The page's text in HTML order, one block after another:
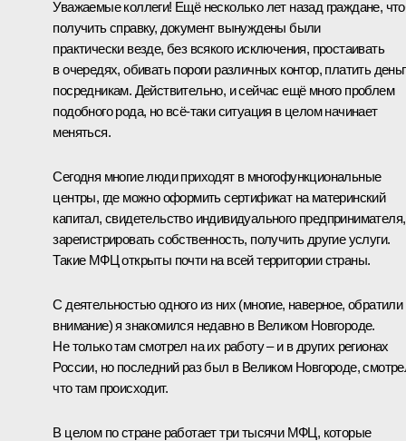
Уважаемые коллеги! Ещё несколько лет назад граждане,
получить справку, документ вынуждены были
практически везде, без всякого исключения, простаивать
в очередях, обивать пороги различных контор, платить
посредникам. Действительно, и сейчас ещё много проблем
подобного рода, но всё-таки ситуация в целом начинает
меняться.
Сегодня многие люди приходят в многофункциональные
центры, где можно оформить сертификат на материнский
капитал, свидетельство индивидуального предпринимателя,
зарегистрировать собственность, получить другие услуги.
Такие МФЦ открыты почти на всей территории страны.
С деятельностью одного из них (многие, наверное, обратили
внимание) я знакомился недавно в Великом Новгороде.
Не только там смотрел на их работу – и в других регионах
России, но последний раз был в Великом Новгороде,
что там происходит.
В целом по стране работает три тысячи МФЦ, которые